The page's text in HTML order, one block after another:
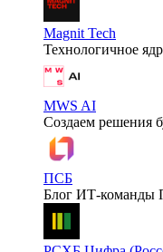
Magnit Tech
Технологичное
MWS AI
Создаем решения
ПСБ
Блог ИТ-команды